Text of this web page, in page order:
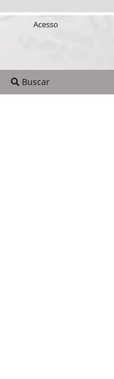
Buscar
Acesso